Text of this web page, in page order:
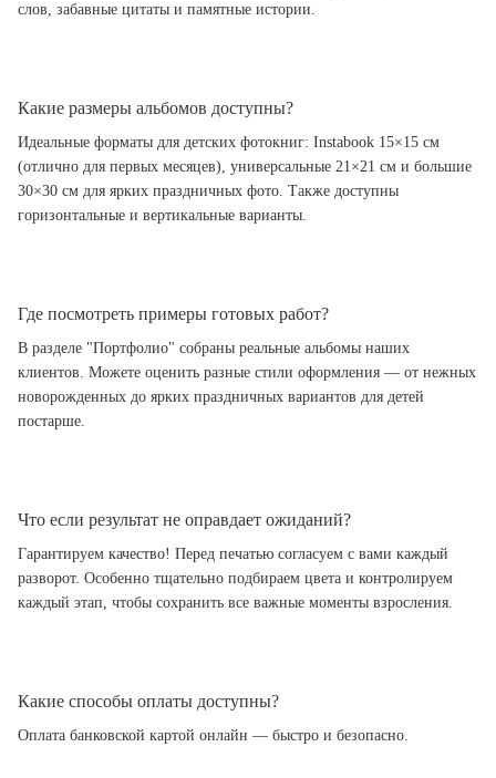
слов, забавные цитаты и памятные истории.
Какие размеры альбомов доступны?
Идеальные форматы для детских фотокниг: Instabook 15×15 см
(отлично для первых месяцев), универсальные 21×21 см и большие
30×30 см для ярких праздничных фото. Также доступны
горизонтальные и вертикальные варианты.
Где посмотреть примеры готовых работ?
В разделе "Портфолио" собраны реальные альбомы наших
клиентов. Можете оценить разные стили оформления — от нежных
новорожденных до ярких праздничных вариантов для детей
постарше.
Что если результат не оправдает ожиданий?
Гарантируем качество! Перед печатью согласуем с вами каждый
разворот. Особенно тщательно подбираем цвета и контролируем
каждый этап, чтобы сохранить все важные моменты взросления.
Какие способы оплаты доступны?
Оплата банковской картой онлайн — быстро и безопасно.